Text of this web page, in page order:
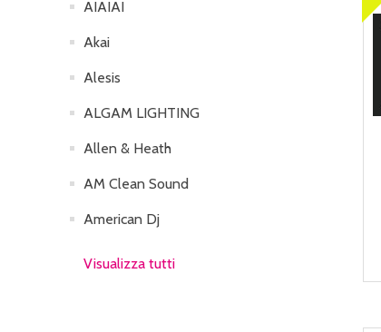
AIAIAI
Akai
Alesis
ALGAM LIGHTING
Allen & Heath
AM Clean Sound
American Dj
Visualizza tutti